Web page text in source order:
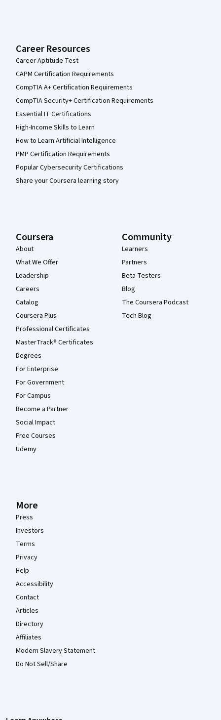
Career Resources
Career Aptitude Test
CAPM Certification Requirements
CompTIA A+ Certification Requirements
CompTIA Security+ Certification Requirements
Essential IT Certifications
High-Income Skills to Learn
How to Learn Artificial Intelligence
PMP Certification Requirements
Popular Cybersecurity Certifications
Share your Coursera learning story
Coursera
About
What We Offer
Leadership
Careers
Catalog
Coursera Plus
Professional Certificates
MasterTrack® Certificates
Degrees
For Enterprise
For Government
For Campus
Become a Partner
Social Impact
Free Courses
Udemy
Community
Learners
Partners
Beta Testers
Blog
The Coursera Podcast
Tech Blog
More
Press
Investors
Terms
Privacy
Help
Accessibility
Contact
Articles
Directory
Affiliates
Modern Slavery Statement
Do Not Sell/Share